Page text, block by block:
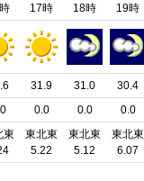
東
17時
31.9
0.0
東北東
5.22
18時
31.0
0.0
東北東
5.12
19時
30.4
0.0
東北東
6.07